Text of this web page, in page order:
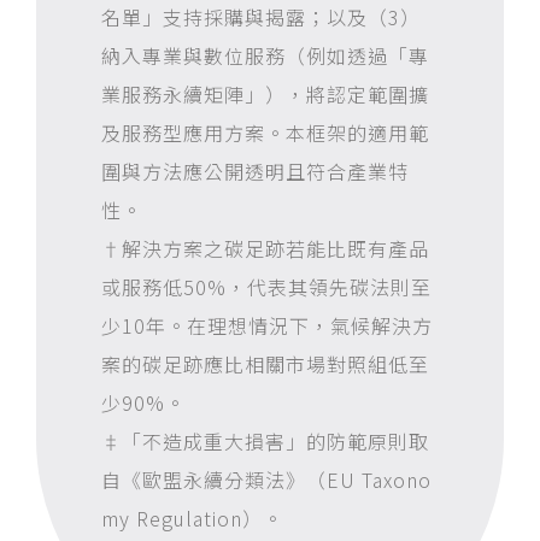
名單」支持採購與揭露；以及（3）
納入專業與數位服務（例如透過「專
業服務永續矩陣」），將認定範圍擴
及服務型應用方案。本框架的適用範
圍與方法應公開透明且符合產業特
性。
†解決方案之碳足跡若能比既有產品
或服務低50%，代表其領先碳法則至
少10年。在理想情況下，氣候解決方
案的碳足跡應比相關市場對照組低至
少90%。
‡「不造成重大損害」的防範原則取
自《歐盟永續分類法》（EU Taxono
my Regulation）。